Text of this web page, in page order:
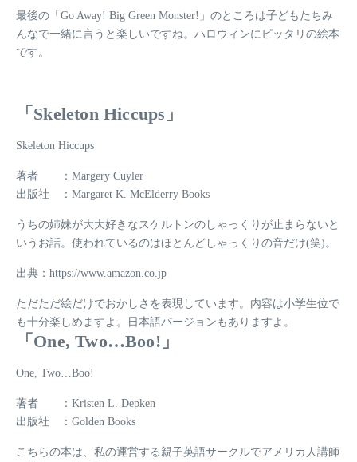
最後の「Go Away! Big Green Monster!」のところは子どもたちみ
んなで一緒に言うと楽しいですね。ハロウィンにピッタリの絵本
です。
「Skeleton Hiccups」
Skeleton Hiccups
著者 ：Margery Cuyler
出版社 ：Margaret K. McElderry Books
うちの姉妹が大大好きなスケルトンのしゃっくりが止まらないと
いうお話。使われているのはほとんどしゃっくりの音だけ(笑)。
出典：https://www.amazon.co.jp
ただただ絵だけでおかしさを表現しています。内容は小学生位で
も十分楽しめますよ。日本語バージョンもありますよ。
「One, Two…Boo!」
One, Two…Boo!
著者 ：Kristen L. Depken
出版社 ：Golden Books
こちらの本は、私の運営する親子英語サークルでアメリカ人講師